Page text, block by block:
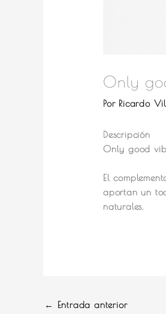
Only
Por Ricardo
Descripción
Only good
El
aportan un
naturales.
← Entrada anterior